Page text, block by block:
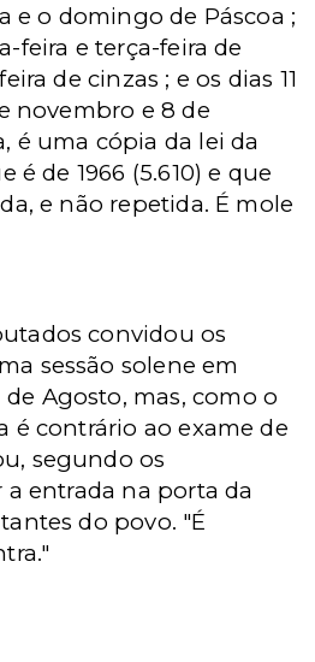
e o domingo de Páscoa ;
feira e terça-feira de
de cinzas ; e os dias 11
novembro e 8 de
é uma cópia da lei da
é de 1966 (5.610) e que
e não repetida. É mole
convidou os
sessão solene em
Agosto, mas, como o
é contrário ao exame de
segundo os
a entrada na porta da
do povo. "É